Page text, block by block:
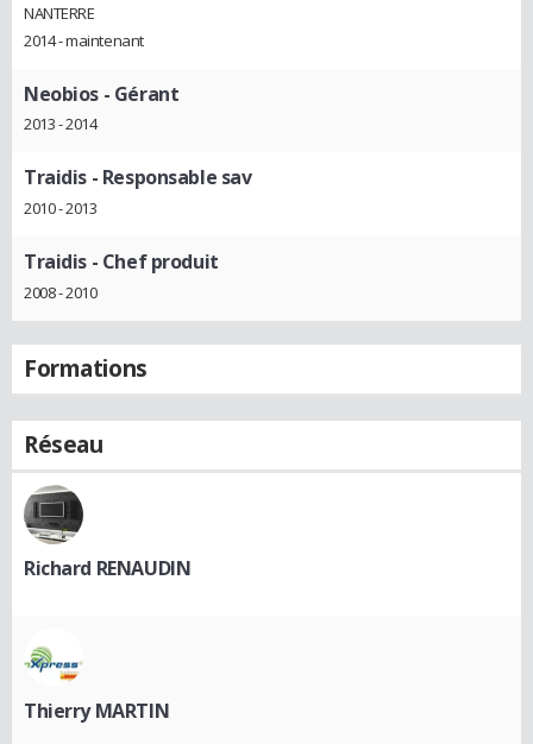
NANTERRE
2014 - maintenant
Neobios - Gérant
2013 - 2014
Traidis - Responsable sav
2010 - 2013
Traidis - Chef produit
2008 - 2010
Formations
Réseau
Richard RENAUDIN
Thierry MARTIN